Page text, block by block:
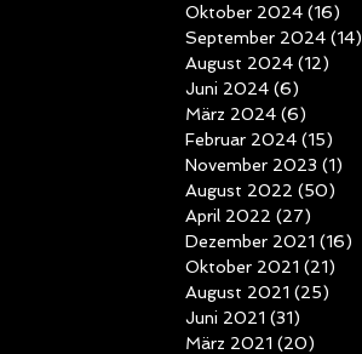
Oktober 2024 (16)
September 2024 (14)
August 2024 (12)
Juni 2024 (6)
März 2024 (6)
Februar 2024 (15)
November 2023 (1)
August 2022 (50)
April 2022 (27)
Dezember 2021 (16)
Oktober 2021 (21)
August 2021 (25)
Juni 2021 (31)
März 2021 (20)